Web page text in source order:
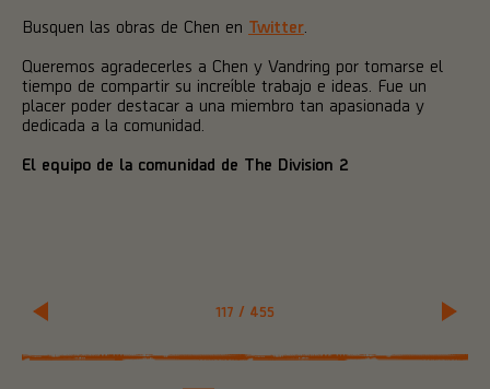
117 / 455
Busquen las obras de Chen en Twitter
Queremos agradecerles a Chen y Vandring por tomarse el
tiempo de compartir su increíble trabajo e ideas. Fue un
placer poder destacar a una miembro tan apasionada y
dedicada a la comunidad.
El equipo de la comunidad de The Division 2